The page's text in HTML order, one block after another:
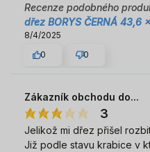
Recenze podobného
dřez BORYS ČERNÁ 43,6
8/4/2025
0
0
Zákazník obchodu do...
3
Jelikož mi dřez přišel
Již podle stavu krabice v